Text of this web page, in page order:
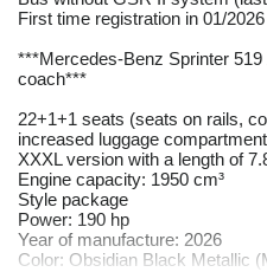
First time registration in 01/2026
***Mercedes-Benz Sprinter
coach***
22+1+1 seats (seats on rails,
increased luggage
XXXL version with a length of
Engine capacity: 1950 cm³
Style package
Power: 190 hp
Year of manufacture: 2026
Color: Obsidian Black Metallic